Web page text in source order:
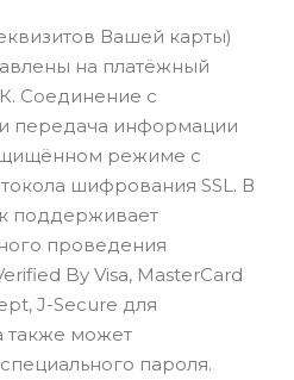
Вашей карты)
на платёжный
Соединение с
передача информации
режиме с
шифрования SSL. В
поддерживает
проведения
By Visa, MasterCard
J-Secure для
также может
пароля.